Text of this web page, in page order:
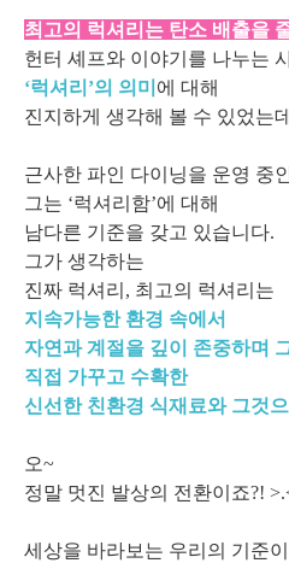
최고의 럭셔리는 탄소 배출을
헌터 셰프와 이야기를 나누는
‘럭셔리’의 의미 에 대해
진지하게 생각해 볼 수 있었는
근사한 파인 다이닝을 운영 중
그는 ‘럭셔리함’에 대해
남다른 기준을 갖고 있습니다.
그가 생각하는
진짜 럭셔리, 최고의 럭셔리는
지속가능한 환경 속에서
자연과 계절을 깊이 존중하며
직접 가꾸고 수확한
신선한 친환경 식재료와 그것
오~
정말 멋진 발상의 전환이죠?!
세상을 바라보는 우리의 기준이